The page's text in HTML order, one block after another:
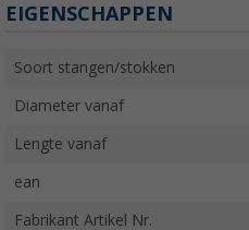
EIGENSCHAPPEN
Soort stangen/stokken
Diameter vanaf
Lengte vanaf
ean
Fabrikant Artikel Nr.